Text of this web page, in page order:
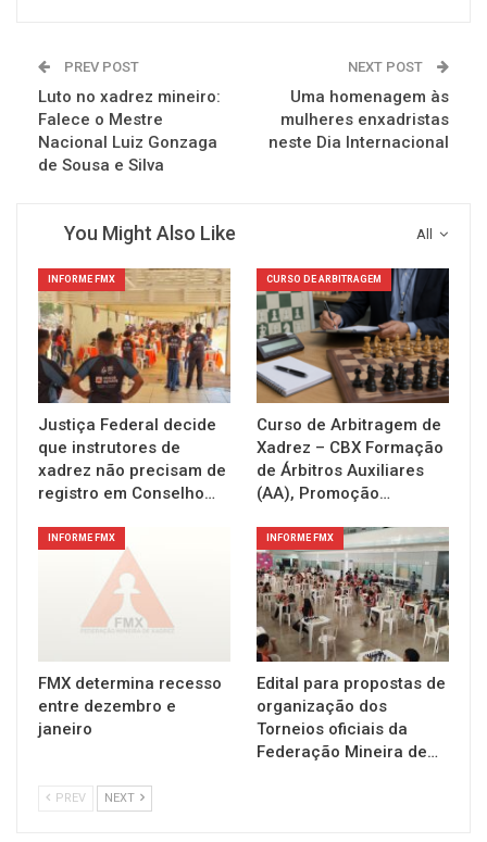
PREV POST
Luto no xadrez mineiro:
Falece o Mestre
Nacional Luiz Gonzaga
de Sousa e Silva
NEXT POST
Uma homenagem às
mulheres enxadristas
neste Dia Internacional
All
You Might Also Like
INFORME FMX
Justiça Federal decide
que instrutores de
xadrez não precisam de
registro em Conselho…
CURSO DE ARBITRAGEM
Curso de Arbitragem de
Xadrez – CBX Formação
de Árbitros Auxiliares
(AA), Promoção…
INFORME FMX
FMX determina recesso
entre dezembro e
janeiro
INFORME FMX
Edital para propostas de
organização dos
Torneios oficiais da
Federação Mineira de…
PREV NEXT